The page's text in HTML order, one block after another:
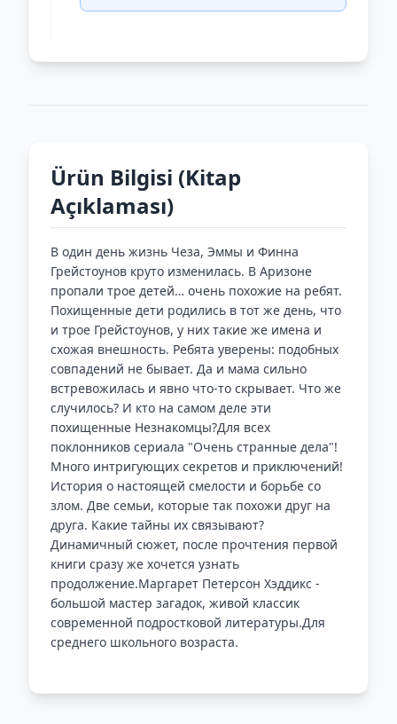
Ürün Bilgisi (Kitap
Açıklaması)
В один день жизнь Чеза, Эммы и Финна
Грейстоунов круто изменилась. В Аризоне
пропали трое детей… очень похожие на ребят.
Похищенные дети родились в тот же день, что
и трое Грейстоунов, у них такие же имена и
схожая внешность. Ребята уверены: подобных
совпадений не бывает. Да и мама сильно
встревожилась и явно что-то скрывает. Что же
случилось? И кто на самом деле эти
похищенные Незнакомцы?Для всех
поклонников сериала "Очень странные дела"!
Много интригующих секретов и приключений!
История о настоящей смелости и борьбе со
злом. Две семьи, которые так похожи друг на
друга. Какие тайны их связывают?
Динамичный сюжет, после прочтения первой
книги сразу же хочется узнать
продолжение.Маргарет Петерсон Хэддикс -
большой мастер загадок, живой классик
современной подростковой литературы.Для
среднего школьного возраста.